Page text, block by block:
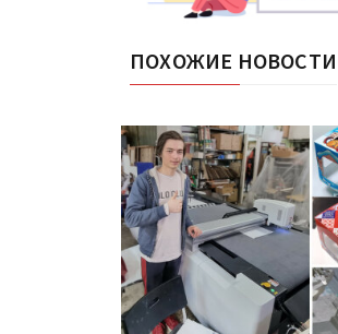
ПОХОЖИЕ НОВОСТИ